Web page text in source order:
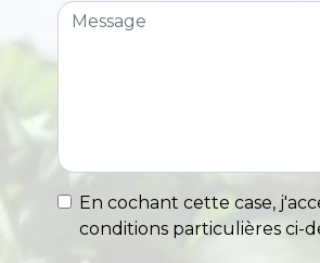
En cochant cette case,
conditions particulières ci-